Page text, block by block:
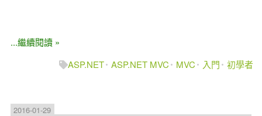
...繼續閱讀 »
ASP.NET ASP.NET MVC MVC 入門 初學者
2016-01-29